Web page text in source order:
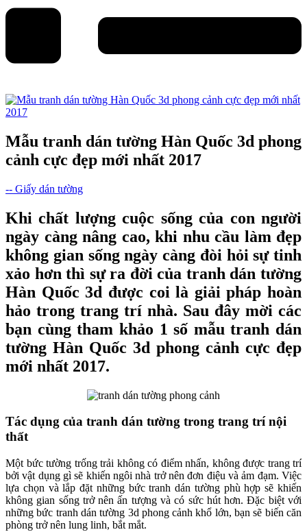
Mẫu tranh dán tường Hàn Quốc 3d phong
cảnh cực đẹp mới nhất 2017
-- Giấy dán tường
Khi chất lượng cuộc sống của con người
ngày càng nâng cao, khi nhu cầu làm đẹp
không gian sống ngày càng đòi hỏi sự tinh
xảo hơn thì sự ra đời của tranh dán tường
Hàn Quốc 3d được coi là giải pháp hoàn
hảo trong trang trí nhà. Sau đây mời các
bạn cùng tham khảo 1 số mẫu tranh dán
tường Hàn Quốc 3d phong cảnh cực đẹp
mới nhất 2017.
Tác dụng của tranh dán tường trong trang trí nội
thất
Một bức tường trống trải không có điểm nhấn, không được trang trí
bởi vật dụng gì sẽ khiến ngôi nhà trở nên đơn điệu và ảm đạm. Việc
lựa chọn và lắp đặt những bức tranh dán tường phù hợp sẽ khiến
không gian sống trở nên ấn tượng và có sức hút hơn. Đặc biệt với
những bức tranh dán tường 3d phong cảnh khổ lớn, bạn sẽ biến căn
phòng trở nên lung linh, bắt mắt.